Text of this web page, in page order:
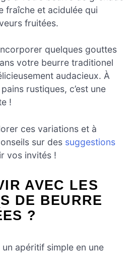
fraîche et acidulée qui
fruitées.
quelques gouttes
votre beurre traditionel
audacieux. À
rustiques, c’est une
!
ces variations et à
sur des suggestions
vos invités !
AVEC LES
DE BEURRE
?
apéritif simple en une